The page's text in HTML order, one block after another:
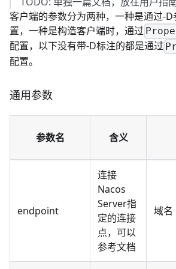
客户端的参数分为两种，一种是通过-
置，一种是构造客户端时，通过
配置，以下没有带-D标注的都是通过
配置。
通用参数
参数名 含义
endpoint
连接
Nacos
Server指
定的连接
点，可以
参考文档
域名